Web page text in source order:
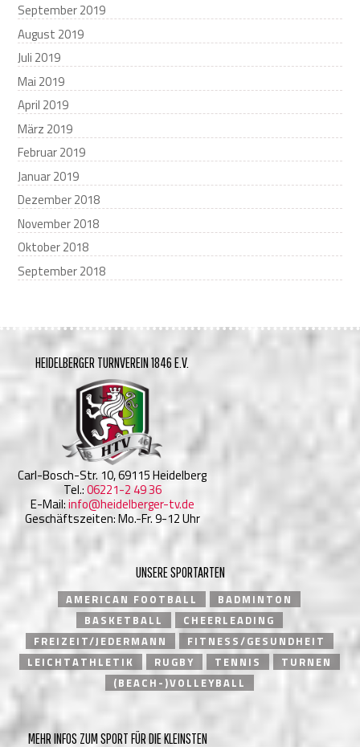
September 2019
August 2019
Juli 2019
Mai 2019
April 2019
März 2019
Februar 2019
Januar 2019
Dezember 2018
November 2018
Oktober 2018
September 2018
HEIDELBERGER TURNVEREIN 1846 E.V.
Carl-Bosch-Str. 10, 69115 Heidelberg
Tel.:06221-2 49 36
E-Mail:info@heidelberger-tv.de
Geschäftszeiten: Mo.-Fr. 9-12 Uhr
UNSERE SPORTARTEN
AMERICAN FOOTBALL
BADMINTON
BASKETBALL
CHEERLEADING
FREIZEIT/JEDERMANN
FITNESS/GESUNDHEIT
LEICHTATHLETIK
RUGBY TENNIS
TURNEN
(BEACH-)VOLLEYBALL
MEHR INFOS ZUM SPORT FÜR DIE KLEINSTEN